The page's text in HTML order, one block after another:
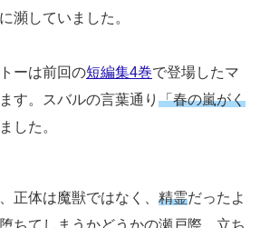
瀕していました。
ーは前回の短編集4巻で登場したマ
す。スバルの言葉通り 「春の嵐がく
した。
正体は魔獣ではなく、 精霊だったよ